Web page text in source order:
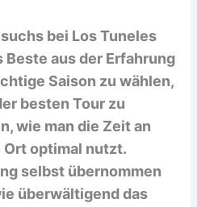
bei Los Tuneles
Beste aus der Erfahrung
Saison zu wählen,
besten Tour zu
wie man die Zeit an
optimal nutzt.
selbst übernommen
überwältigend das